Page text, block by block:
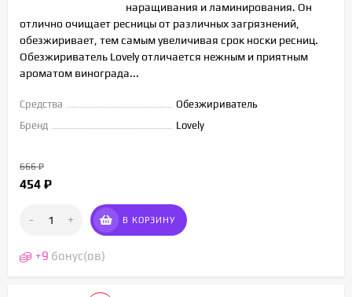
наращивания и ламинирования. Он
отлично очищает ресницы от различных загрязнений,
обезжиривает, тем самым увеличивая срок носки ресниц.
Обезжириватель Lovely отличается нежным и приятным
ароматом винограда...
Средства
Обезжириватель
Бренд
Lovely
666₽
454 ₽
- + В КОРЗИНУ
+9 бонус(ов)